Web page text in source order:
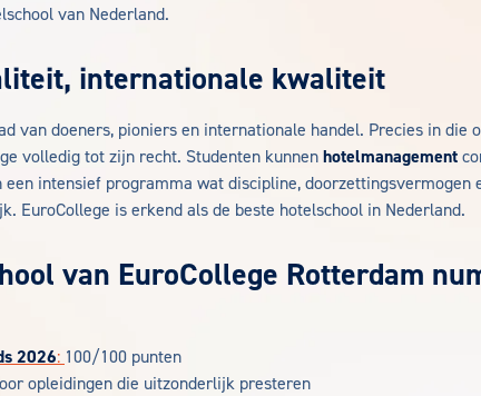
van Nederland.
internationale kwaliteit
van doeners, pioniers en internationale handel. Precies in die
volledig tot zijn recht. Studenten kunnen hotelmanagement
een intensief programma wat discipline, doorzettingsvermogen
EuroCollege is erkend als de beste hotelschool in Nederland.
van EuroCollege Rotterdam
2026: 100/100 punten
opleidingen die uitzonderlijk presteren